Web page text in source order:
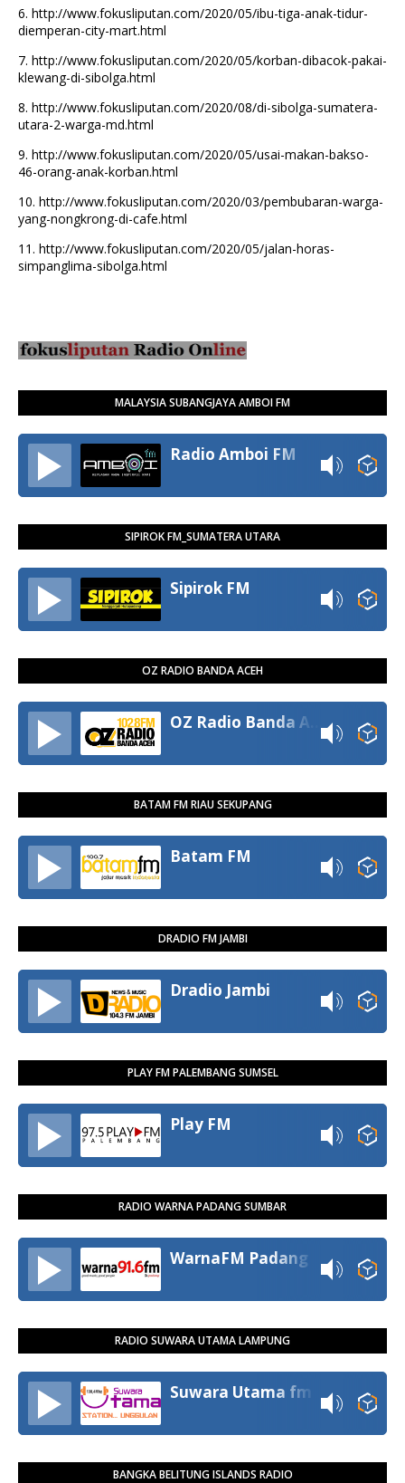
6. http://www.fokusliputan.com/2020/05/ibu-tiga-anak-tidur-
diemperan-city-mart.html
7. http://www.fokusliputan.com/2020/05/korban-dibacok-pakai-
klewang-di-sibolga.html
8. http://www.fokusliputan.com/2020/08/di-sibolga-sumatera-
utara-2-warga-md.html
9. http://www.fokusliputan.com/2020/05/usai-makan-bakso-
46-orang-anak-korban.html
10. http://www.fokusliputan.com/2020/03/pembubaran-warga-
yang-nongkrong-di-cafe.html
11. http://www.fokusliputan.com/2020/05/jalan-horas-
simpanglima-sibolga.html
MALAYSIA SUBANGJAYA AMBOI FM
Radio Amboi FM
SIPIROK FM_SUMATERA UTARA
Sipirok FM
OZ RADIO BANDA ACEH
BATAM FM RIAU SEKUPANG
Batam FM
DRADIO FM JAMBI
Dradio Jambi
PLAY FM PALEMBANG SUMSEL
Play FM
RADIO WARNA PADANG SUMBAR
WarnaFM Padang
RADIO SUWARA UTAMA LAMPUNG
Suwara Utama fm
BANGKA BELITUNG ISLANDS RADIO